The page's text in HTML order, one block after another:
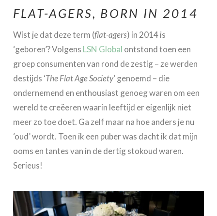
FLAT-AGERS, BORN IN 2014
Wist je dat deze term (flat-agers) in 2014 is
‘geboren’? Volgens LSN Global ontstond toen een
groep consumenten van rond de zestig – ze werden
destijds ‘The Flat Age Society‘ genoemd – die
ondernemend en enthousiast genoeg waren om een
wereld te creëeren waarin leeftijd er eigenlijk niet
meer zo toe doet. Ga zelf maar na hoe anders je nu
‘oud’ wordt. Toen ik een puber was dacht ik dat mijn
ooms en tantes van in de dertig stokoud waren.
Serieus!